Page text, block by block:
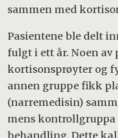
fatle eller kortison. I
Golfalbue (medial
på innsiden av
sjeldnere.
(Kilder: Store norske
helseinformatikk)
sammen med
Pasientene ble delt
fulgt i ett år. Noen
kortisonsprøyter og
annen gruppe fikk
(narremedisin)
mens
behandling. Dette